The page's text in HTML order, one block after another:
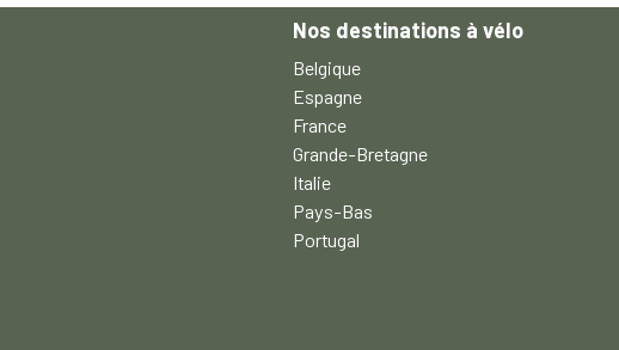
Nos destinations à vélo
Belgique
Espagne
France
Grande-Bretagne
Italie
Pays-Bas
Portugal